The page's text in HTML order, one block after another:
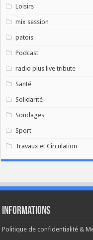
Loisirs
mix session
patois
Podcast
radio plus live tribute
Santé
Solidarité
Sondages
Sport
Travaux et Circulation
Informations
Politique de confidentialité &